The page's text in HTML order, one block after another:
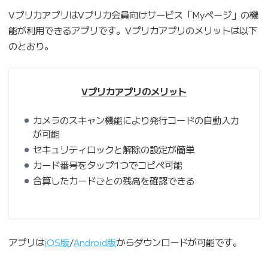
VプリカアプリはVプリカ会員向けサービス「Myページ」の機
能が利用できるアプリです。Vプリカアプリのメリットは以下
のとおり。
Vプリカアプリのメリット
カメラのスキャン機能により発行コードの自動入力
が可能
セキュリティロックと解除の設定が簡単
カード番号をタップ1つでコピペ可能
合算したカードごとの残高を確認できる
アプリはiOS版/Android版からダウンロードが可能です。